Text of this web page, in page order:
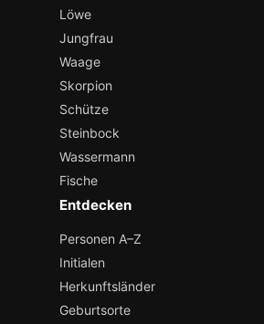
Löwe
Jungfrau
Waage
Skorpion
Schütze
Steinbock
Wassermann
Fische
Entdecken
Personen A–Z
Initialen
Herkunftsländer
Geburtsorte